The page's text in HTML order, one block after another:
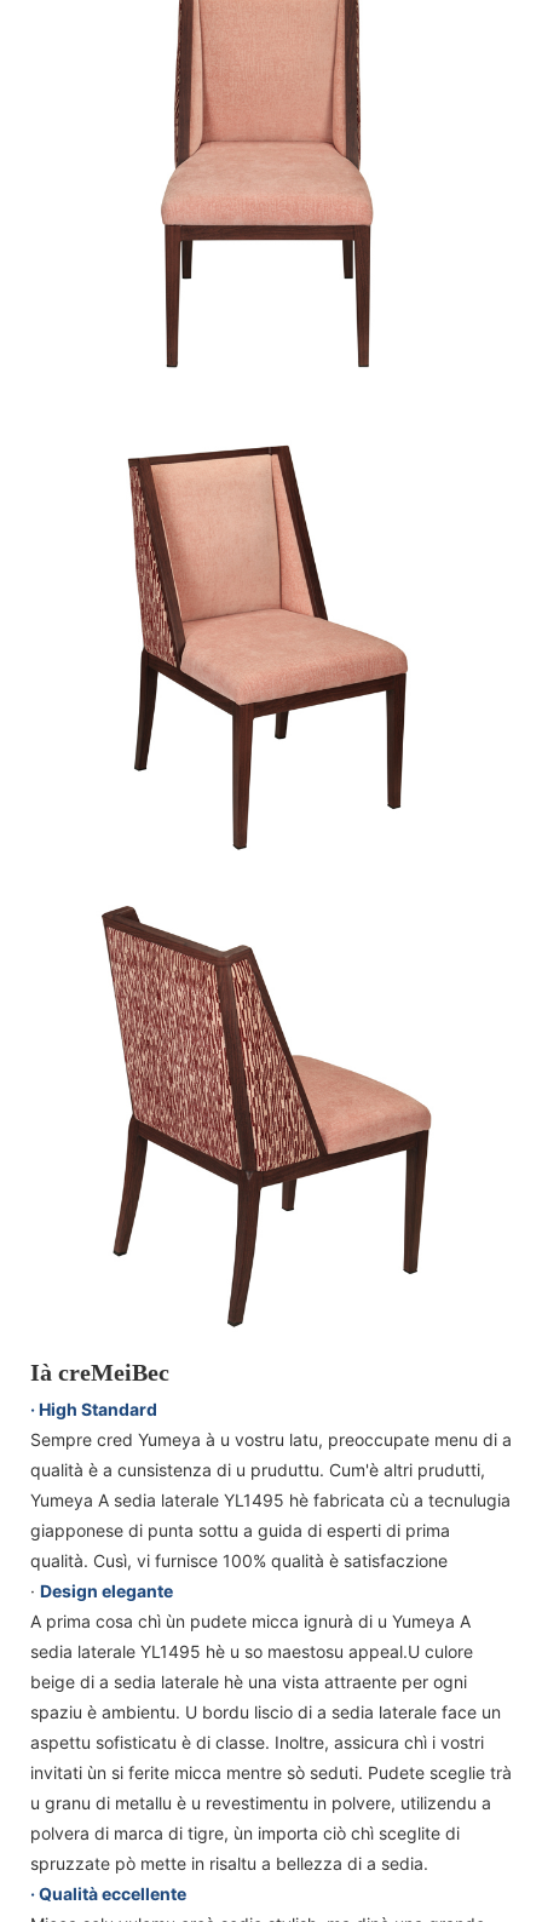
Ià creMeiBec
· High Standard
Sempre cred Yumeya à u vostru latu, preoccupate menu di a
qualità è a cunsistenza di u pruduttu. Cum'è altri prudutti,
Yumeya A sedia laterale YL1495 hè fabricata cù a tecnulugia
giapponese di punta sottu a guida di esperti di prima
qualità. Cusì, vi furnisce 100% qualità è satisfaczione
· Design elegante
A prima cosa chì ùn pudete micca ignurà di u Yumeya A
sedia laterale YL1495 hè u so maestosu appeal.U culore
beige di a sedia laterale hè una vista attraente per ogni
spaziu è ambientu. U bordu liscio di a sedia laterale face un
aspettu sofisticatu è di classe. Inoltre, assicura chì i vostri
invitati ùn si ferite micca mentre sò seduti. Pudete sceglie trà
u granu di metallu è u revestimentu in polvere, utilizendu a
polvera di marca di tigre, ùn importa ciò chì sceglite di
spruzzate pò mette in risaltu a bellezza di a sedia.
· Qualità eccellente